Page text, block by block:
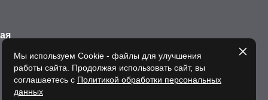
Мы используем Cookie - файлы для улучшения
работы сайта. Продолжая использовать сайт, вы
соглашаетесь с Политикой обработки персональных
данных